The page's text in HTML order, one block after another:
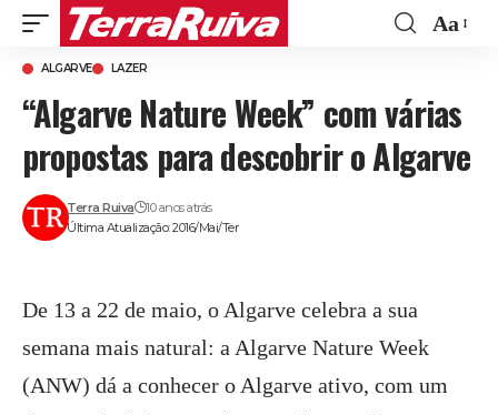
Aa
ALGARVE LAZER
“Algarve Nature Week” com várias
propostas para descobrir o Algarve
Última Atualização: 2016/Mai/Ter
Terra Ruiva 10 anos atrás
De 13 a 22 de maio, o Algarve celebra a sua
semana mais natural: a Algarve Nature Week
(ANW) dá a conhecer o Algarve ativo, com um